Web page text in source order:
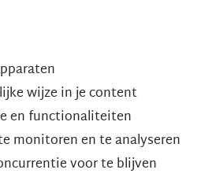
wijze in je content
en functionaliteiten
monitoren en te analyseren
voor te blijven